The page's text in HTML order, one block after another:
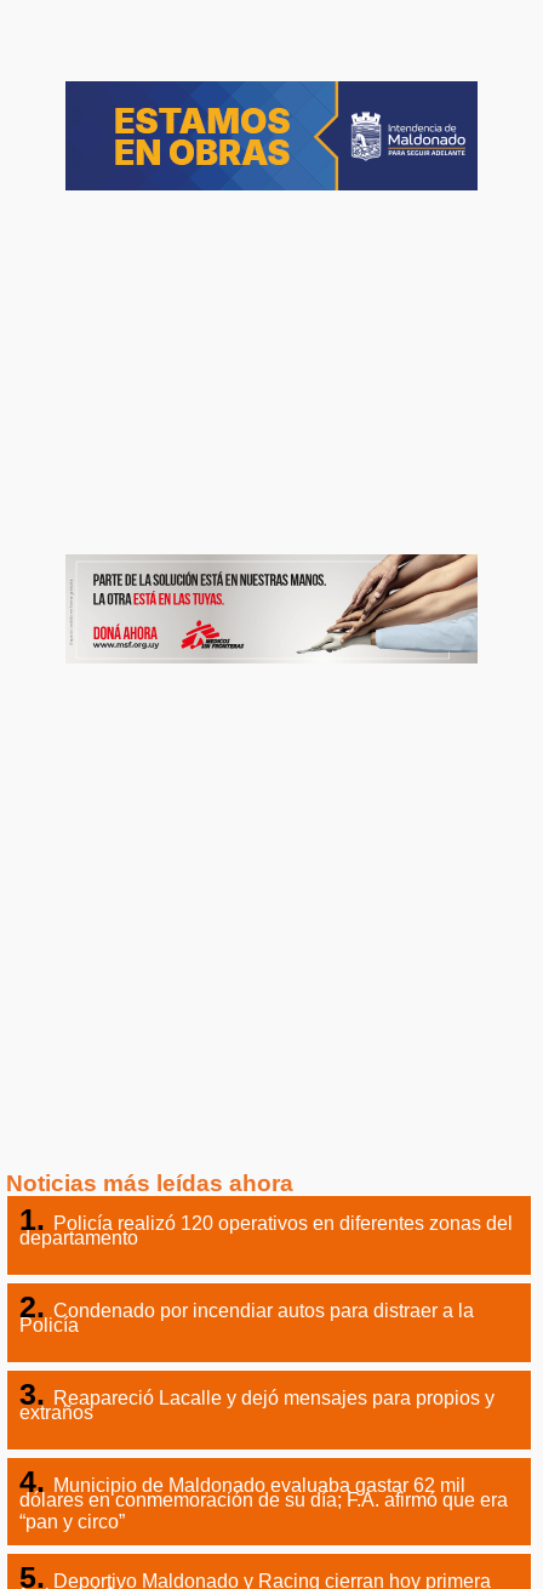
Noticias más leídas ahora
Policía realizó 120 operativos en diferentes zonas del
departamento
Condenado por incendiar autos para distraer a la
Policía
Reapareció Lacalle y dejó mensajes para propios y
extraños
Municipio de Maldonado evaluaba gastar 62 mil
dólares en conmemoración de su día; F.A. afirmó que era
“pan y circo”
Deportivo Maldonado y Racing cierran hoy primera